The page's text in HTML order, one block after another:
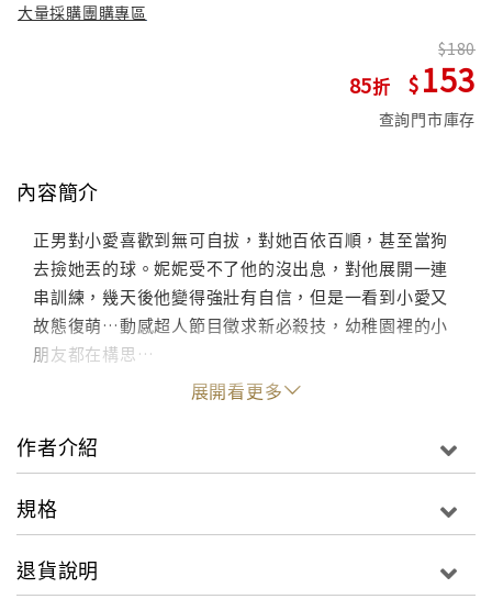
大量採購團購專區
85
180
153
查詢門市庫存
內容簡介
正男對小愛喜歡到無可自拔，對她百依百順，甚至當狗
去撿她丟的球。妮妮受不了他的沒出息，對他展開一連
串訓練，幾天後他變得強壯有自信，但是一看到小愛又
故態復萌…動感超人節目徵求新必殺技，幼稚園裡的小
朋友都在構思…
展開看更多
作者介紹
規格
退貨說明